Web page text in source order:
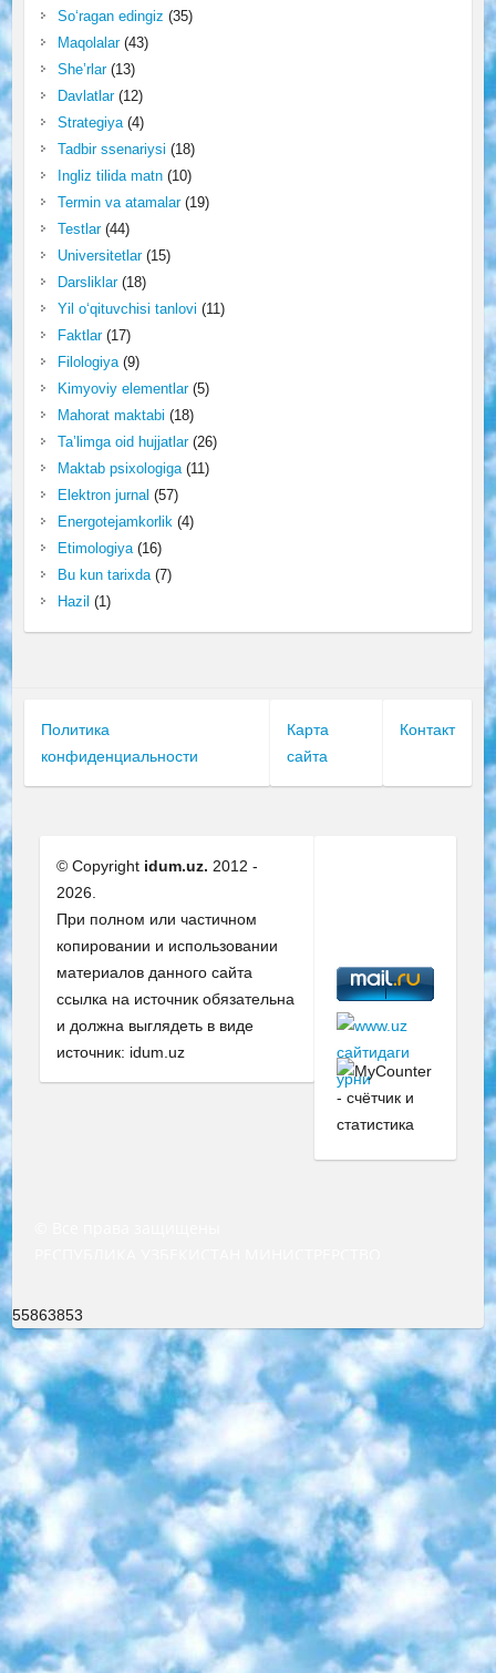
So‘ragan edingiz (35)
Maqolalar(43)
She’rlar(13)
Davlatlar(12)
Strategiya(4)
Tadbir ssenariysi (18)
Ingliz tilida matn(10)
Termin va atamalar(19)
Testlar(44)
Universitetlar(15)
Darsliklar(18)
Yil o‘qituvchisi tanlovi (11)
Faktlar(17)
Filologiya(9)
Kimyoviy elementlar(5)
Mahorat maktabi (18)
Ta’limga oid hujjatlar(26)
Maktab psixologiga(11)
Elektron jurnal (57)
Energotejamkorlik(4)
Etimologiya(16)
Bu kun tarixda(7)
Hazil (1)
Политика
конфиденциальности
Карта
сайта
Контакт
© Copyright idum.uz. 2012 -
2026.
При полном или частичном
копировании и использовании
материалов данного сайта
ссылка на источник обязательна
и должна выглядеть в виде
источник: idum.uz
55863853